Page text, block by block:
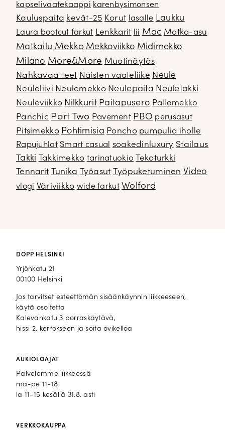
kapselivaatekaappi karenbysimonsen
Kauluspaita kevät-25 Korut lasalle Laukku
Laura bootcut farkut Lenkkarit lii Mac Matka-asu
Matkailu Mekko Mekkoviikko Midimekko
Milano More&More Muotinäytös
Nahkavaatteet Naisten vaateliike Neule
Neuleliivi Neulemekko Neulepaita Neuletakki
Neuleviikko Nilkkurit Paitapusero Pallomekko
Panchic Part Two Pavement PBO perusasut
Pitsimekko Pohtimisia Poncho pumpulia iholle
Rapujuhlat Smart casual soakedinluxury Stailaus
Takki
Takkimekko tarinatuokio
Tekoturkki
Tennarit
Tunika Työasut Työpuketuminen Video
vlogi Väriviikko wide farkut Wolford
DOPP HELSINKI
Yrjönkatu 21
00100 Helsinki
Jos tarvitset esteettömän sisäänkäynnin liikkeeseen,
käytä osoitetta
Kalevankatu 3 porraskäytävä,
hissi 2. kerrokseen ja soita ovikelloa
AUKIOLOAJAT
Palvelemme liikkeessä
ma-pe 11-18
la 11-15 kesällä 31.8. asti
VERKKOKAUPPA